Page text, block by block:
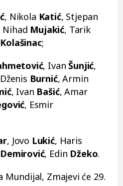
, Nikola Katić, Stjepan
Nihad Mujakić, Tarik
Kolašinac;
, IvanŠunjić,
Burnić, Armin
, Ivan Bašić, Amar
, Esmir
, Jovo Lukić, Haris
Demirović, Edin Džeko.
Zmajevi će 29.